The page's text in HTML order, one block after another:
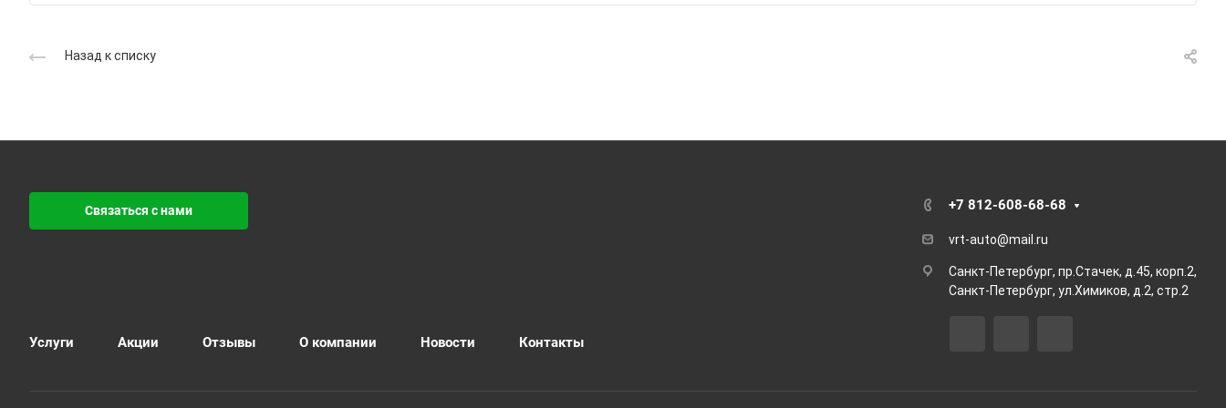
Назад к списку
Услуги Акции Отзывы О компании Новости Контакты
Связаться с нами +7 812-608-68-68
vrt-auto@mail.ru
Санкт-Петербург, пр.Стачек, д.45, корп.2,
Санкт-Петербург, ул.Химиков, д.2, стр.2